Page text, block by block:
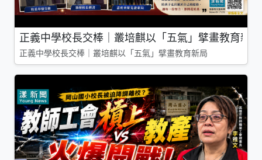
正義中學校長交棒｜叢培麒以「五氣」擘畫教育新局
正義中學校長交棒｜叢培麒以「五氣」擘畫教育新局